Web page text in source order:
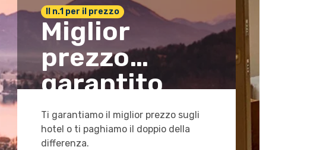
Il n.1 per il prezzo
Miglior
prezzo
garantito
Ti garantiamo il miglior prezzo sugli
hotel o ti paghiamo il doppio della
differenza.